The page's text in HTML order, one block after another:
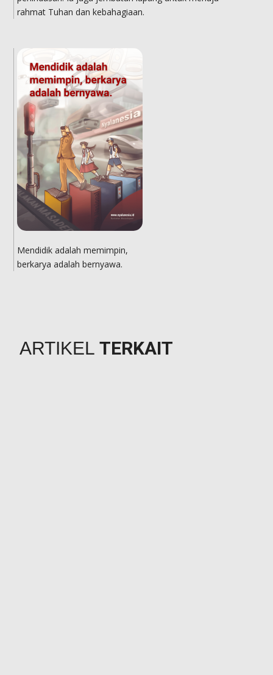
rahmat Tuhan dan kebahagiaan.
Mendidik adalah memimpin,
berkarya adalah bernyawa.
ARTIKEL TERKAIT